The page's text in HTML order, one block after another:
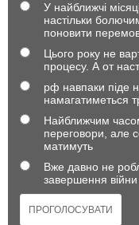
У найближчі
настільки
поновити
Цього року не
процесу. А от
рф навпаки піде
намагатиметься
Найближчим
переговори, але
матимуть
Вже давно не
завершення війни